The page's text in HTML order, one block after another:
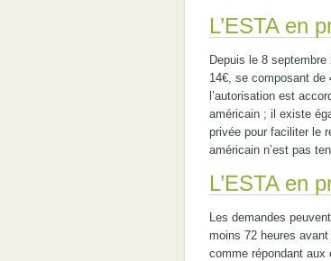
L’ESTA en
Depuis le 8 septembre
14€, se composant de
l’autorisation est
américain ; il existe
privée pour faciliter le
américain n’est pas
L’ESTA en
Les demandes
moins 72 heures
comme répondant aux